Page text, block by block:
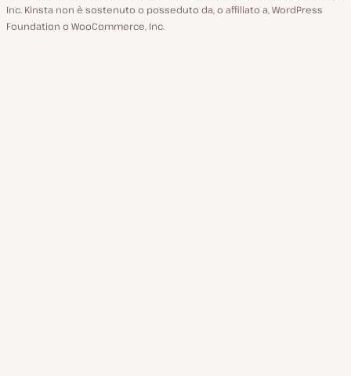
Inc. Kinsta non è sostenuto o posseduto da, o affiliato a, WordPress
Foundation o WooCommerce, Inc.